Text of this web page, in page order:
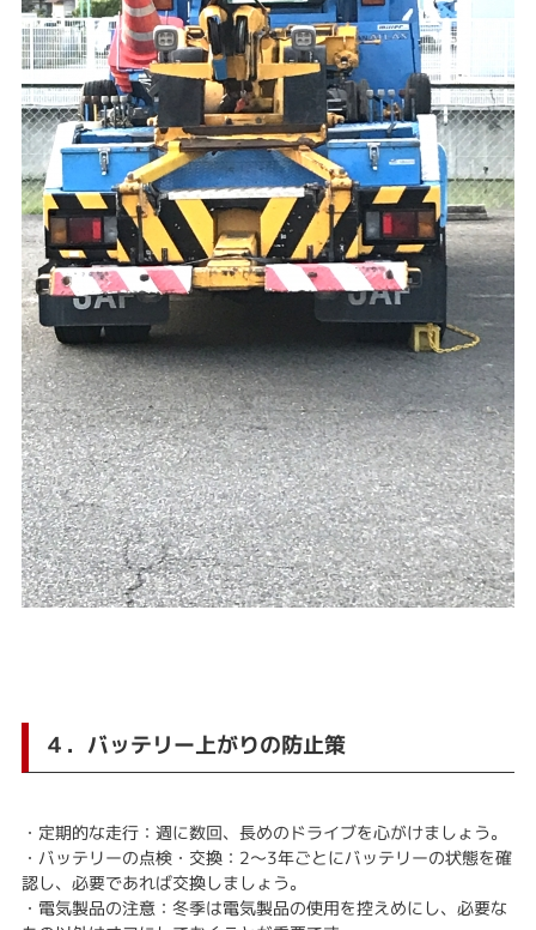
４．バッテリー上がりの防止策
・定期的な走行：週に数回、長めのドライブを心がけましょう。
・バッテリーの点検・交換：2〜3年ごとにバッテリーの状態を確
認し、必要であれば交換しましょう。
・電気製品の注意：冬季は電気製品の使用を控えめにし、必要な